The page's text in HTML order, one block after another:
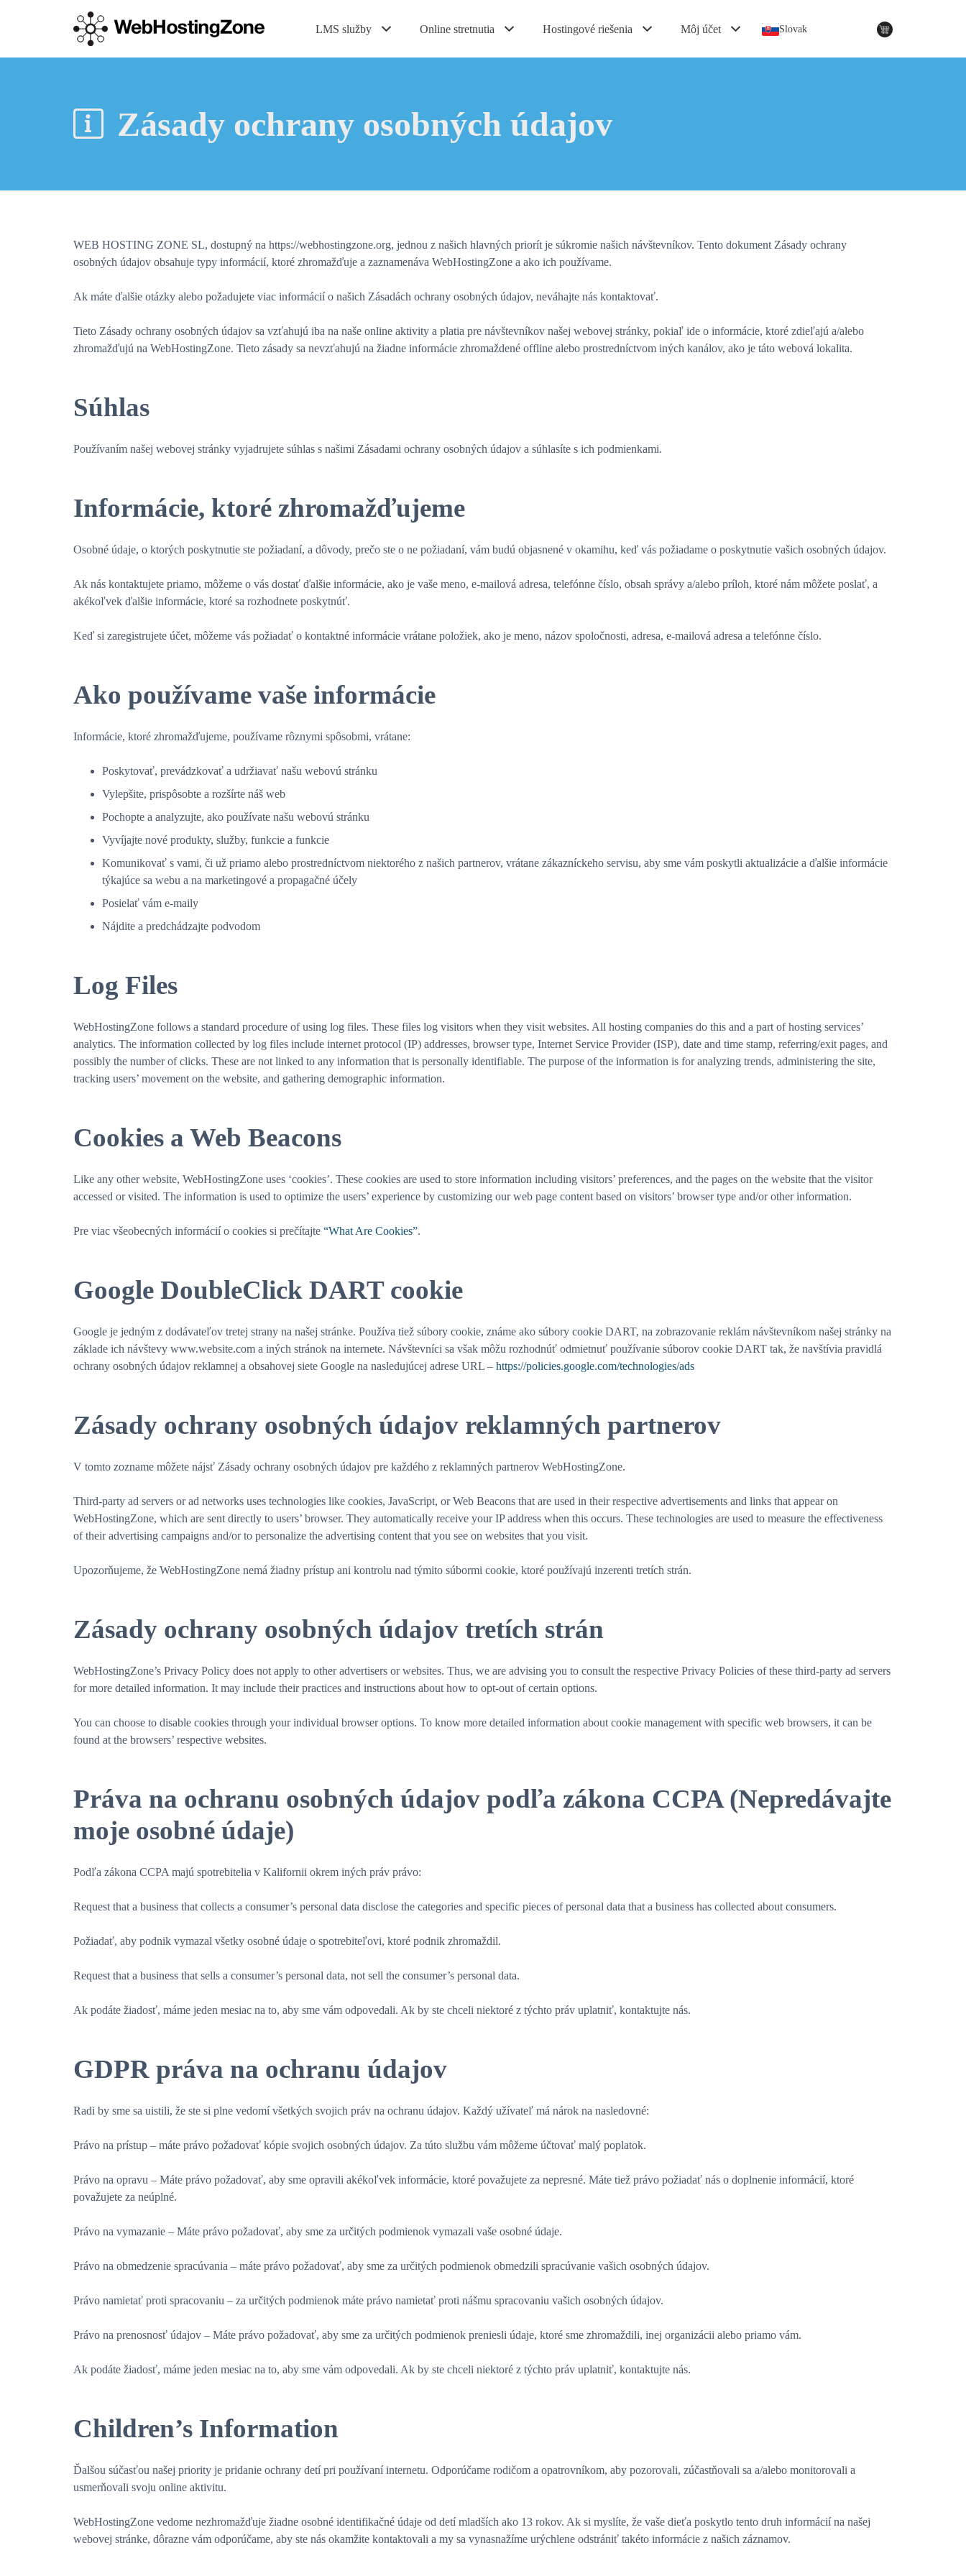
LMS služby Online stretnutia Hostingové riešenia Môj účet Slovak
Zásady ochrany osobných údajov
WEB HOSTING ZONE SL, dostupný na https://webhostingzone.org, jednou z našich hlavných priorít je súkromie našich návštevníkov. Tento dokument Zásady ochrany
osobných údajov obsahuje typy informácií, ktoré zhromažďuje a zaznamenáva WebHostingZone a ako ich používame.
Ak máte ďalšie otázky alebo požadujete viac informácií o našich Zásadách ochrany osobných údajov, neváhajte nás kontaktovať.
Tieto Zásady ochrany osobných údajov sa vzťahujú iba na naše online aktivity a platia pre návštevníkov našej webovej stránky, pokiaľ ide o informácie, ktoré zdieľajú a/alebo
zhromažďujú na WebHostingZone. Tieto zásady sa nevzťahujú na žiadne informácie zhromaždené offline alebo prostredníctvom iných kanálov, ako je táto webová lokalita.
Súhlas
Používaním našej webovej stránky vyjadrujete súhlas s našimi Zásadami ochrany osobných údajov a súhlasíte s ich podmienkami.
Informácie, ktoré zhromažďujeme
Osobné údaje, o ktorých poskytnutie ste požiadaní, a dôvody, prečo ste o ne požiadaní, vám budú objasnené v okamihu, keď vás požiadame o poskytnutie vašich osobných údajov.
Ak nás kontaktujete priamo, môžeme o vás dostať ďalšie informácie, ako je vaše meno, e-mailová adresa, telefónne číslo, obsah správy a/alebo príloh, ktoré nám môžete poslať, a
akékoľvek ďalšie informácie, ktoré sa rozhodnete poskytnúť.
Keď si zaregistrujete účet, môžeme vás požiadať o kontaktné informácie vrátane položiek, ako je meno, názov spoločnosti, adresa, e-mailová adresa a telefónne číslo.
Ako používame vaše informácie
Informácie, ktoré zhromažďujeme, používame rôznymi spôsobmi, vrátane:
Poskytovať, prevádzkovať a udržiavať našu webovú stránku
Vylepšite, prispôsobte a rozšírte náš web
Pochopte a analyzujte, ako používate našu webovú stránku
Vyvíjajte nové produkty, služby, funkcie a funkcie
Komunikovať s vami, či už priamo alebo prostredníctvom niektorého z našich partnerov, vrátane zákazníckeho servisu, aby sme vám poskytli aktualizácie a ďalšie informácie
týkajúce sa webu a na marketingové a propagačné účely
Posielať vám e-maily
Nájdite a predchádzajte podvodom
Log Files
WebHostingZone follows a standard procedure of using log files. These files log visitors when they visit websites. All hosting companies do this and a part of hosting services’
analytics. The information collected by log files include internet protocol (IP) addresses, browser type, Internet Service Provider (ISP), date and time stamp, referring/exit pages, and
possibly the number of clicks. These are not linked to any information that is personally identifiable. The purpose of the information is for analyzing trends, administering the site,
tracking users’ movement on the website, and gathering demographic information.
Cookies a Web Beacons
Like any other website, WebHostingZone uses ‘cookies’. These cookies are used to store information including visitors’ preferences, and the pages on the website that the visitor
accessed or visited. The information is used to optimize the users’ experience by customizing our web page content based on visitors’ browser type and/or other information.
Pre viac všeobecných informácií o cookies si prečítajte “What Are Cookies”.
Google DoubleClick DART cookie
Google je jedným z dodávateľov tretej strany na našej stránke. Používa tiež súbory cookie, známe ako súbory cookie DART, na zobrazovanie reklám návštevníkom našej stránky na
základe ich návštevy www.website.com a iných stránok na internete. Návštevníci sa však môžu rozhodnúť odmietnuť používanie súborov cookie DART tak, že navštívia pravidlá
ochrany osobných údajov reklamnej a obsahovej siete Google na nasledujúcej adrese URL – https://policies.google.com/technologies/ads
Zásady ochrany osobných údajov reklamných partnerov
V tomto zozname môžete nájsť Zásady ochrany osobných údajov pre každého z reklamných partnerov WebHostingZone.
Third-party ad servers or ad networks uses technologies like cookies, JavaScript, or Web Beacons that are used in their respective advertisements and links that appear on
WebHostingZone, which are sent directly to users’ browser. They automatically receive your IP address when this occurs. These technologies are used to measure the effectiveness
of their advertising campaigns and/or to personalize the advertising content that you see on websites that you visit.
Upozorňujeme, že WebHostingZone nemá žiadny prístup ani kontrolu nad týmito súbormi cookie, ktoré používajú inzerenti tretích strán.
Zásady ochrany osobných údajov tretích strán
WebHostingZone’s Privacy Policy does not apply to other advertisers or websites. Thus, we are advising you to consult the respective Privacy Policies of these third-party ad servers
for more detailed information. It may include their practices and instructions about how to opt-out of certain options.
You can choose to disable cookies through your individual browser options. To know more detailed information about cookie management with specific web browsers, it can be
found at the browsers’ respective websites.
Práva na ochranu osobných údajov podľa zákona CCPA (Nepredávajte
moje osobné údaje)
Podľa zákona CCPA majú spotrebitelia v Kalifornii okrem iných práv právo:
Request that a business that collects a consumer’s personal data disclose the categories and specific pieces of personal data that a business has collected about consumers.
Požiadať, aby podnik vymazal všetky osobné údaje o spotrebiteľovi, ktoré podnik zhromaždil.
Request that a business that sells a consumer’s personal data, not sell the consumer’s personal data.
Ak podáte žiadosť, máme jeden mesiac na to, aby sme vám odpovedali. Ak by ste chceli niektoré z týchto práv uplatniť, kontaktujte nás.
GDPR práva na ochranu údajov
Radi by sme sa uistili, že ste si plne vedomí všetkých svojich práv na ochranu údajov. Každý užívateľ má nárok na nasledovné:
Právo na prístup – máte právo požadovať kópie svojich osobných údajov. Za túto službu vám môžeme účtovať malý poplatok.
Právo na opravu – Máte právo požadovať, aby sme opravili akékoľvek informácie, ktoré považujete za nepresné. Máte tiež právo požiadať nás o doplnenie informácií, ktoré
považujete za neúplné.
Právo na vymazanie – Máte právo požadovať, aby sme za určitých podmienok vymazali vaše osobné údaje.
Právo na obmedzenie spracúvania – máte právo požadovať, aby sme za určitých podmienok obmedzili spracúvanie vašich osobných údajov.
Právo namietať proti spracovaniu – za určitých podmienok máte právo namietať proti nášmu spracovaniu vašich osobných údajov.
Právo na prenosnosť údajov – Máte právo požadovať, aby sme za určitých podmienok preniesli údaje, ktoré sme zhromaždili, inej organizácii alebo priamo vám.
Ak podáte žiadosť, máme jeden mesiac na to, aby sme vám odpovedali. Ak by ste chceli niektoré z týchto práv uplatniť, kontaktujte nás.
Children’s Information
Ďalšou súčasťou našej priority je pridanie ochrany detí pri používaní internetu. Odporúčame rodičom a opatrovníkom, aby pozorovali, zúčastňovali sa a/alebo monitorovali a
usmerňovali svoju online aktivitu.
WebHostingZone vedome nezhromažďuje žiadne osobné identifikačné údaje od detí mladších ako 13 rokov. Ak si myslíte, že vaše dieťa poskytlo tento druh informácií na našej
webovej stránke, dôrazne vám odporúčame, aby ste nás okamžite kontaktovali a my sa vynasnažíme urýchlene odstrániť takéto informácie z našich záznamov.